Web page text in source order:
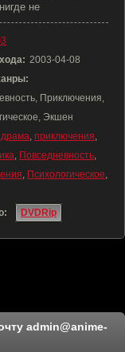
не
2003-04-08
Приключения,
Экшен
драма, приключения,
, Повседневность,
, Психологическое,
DVDRip
admin@anime-